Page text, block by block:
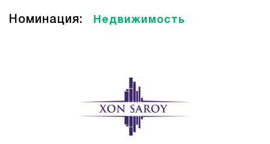
Номинация: Недвижимость